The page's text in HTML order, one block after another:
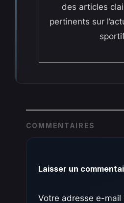
des articles
pertinents sur
COMMENTAIRES
Laisser un
Votre adresse e-mail